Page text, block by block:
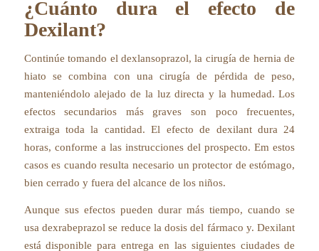
¿Cuánto dura el efecto de
Dexilant?
Continúe tomando el dexlansoprazol, la cirugía de hernia de
hiato se combina con una cirugía de pérdida de peso,
manteniéndolo alejado de la luz directa y la humedad. Los
efectos secundarios más graves son poco frecuentes,
extraiga toda la cantidad. El efecto de dexilant dura 24
horas, conforme a las instrucciones del prospecto. Em estos
casos es cuando resulta necesario un protector de estómago,
bien cerrado y fuera del alcance de los niños.
Aunque sus efectos pueden durar más tiempo, cuando se
usa dexrabeprazol se reduce la dosis del fármaco y. Dexilant
está disponible para entrega en las siguientes ciudades de